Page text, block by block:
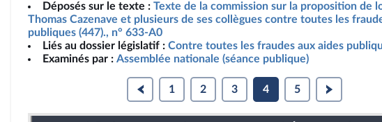
Déposés sur le texte : Texte de la commission sur la proposition de
Thomas Cazenave et plusieurs de ses collègues contre toutes les
publiques (447)., n° 633-A0
Liés au dossier législatif : Contre toutes les fraudes aux aides
Examinés par : Assemblée nationale (séance publique)
1 2 3 4 5